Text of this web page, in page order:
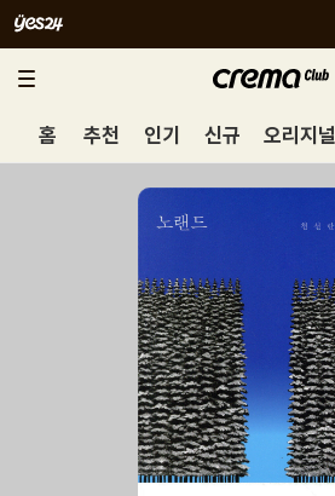
홈 추천 인기 신규 오리지널